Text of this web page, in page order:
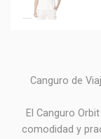
Canguro de
El Canguro
comodidad y